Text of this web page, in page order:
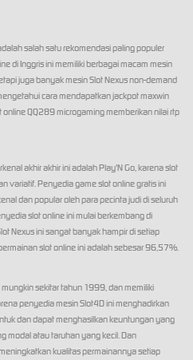
salah satu rekomendasi paling populer
di Inggris ini memiliki berbagai macam mesin
juga banyak mesin Slot Nexus non-demand
cara mendapatkan jackpot maxwin
online QQ289 microgaming memberikan nilai rtp
akhir akhir ini adalah Play'N Go, karena slot
variatif. Penyedia game slot online gratis ini
dan popular oleh para pecinta judi di seluruh
slot online ini mulai berkembang di
Nexus ini sangat banyak hampir di setiap
slot online ini adalah sebesar 96,57%.
sekitar tahun 1999, dan memiliki
penyedia mesin Slot4D ini menghadirkan
dan dapat menghasilkan keuntungan yang
modal atau taruhan yang kecil. Dan
kualitas permainannya setiap